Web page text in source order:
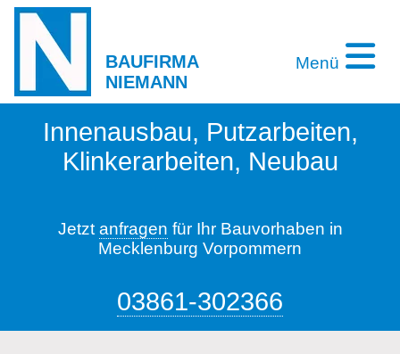
BAUFIRMA
NIEMANN
Menü
Innenausbau, Putzarbeiten,
Klinkerarbeiten, Neubau
Jetzt anfragen für Ihr Bauvorhaben in
Mecklenburg Vorpommern
03861-302366